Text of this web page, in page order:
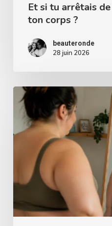
Et si tu arrêtais
ton corps ?
beauteronde
28 juin 2026
Comment
accepter
son
exercices
thérapie
d’acceptation.